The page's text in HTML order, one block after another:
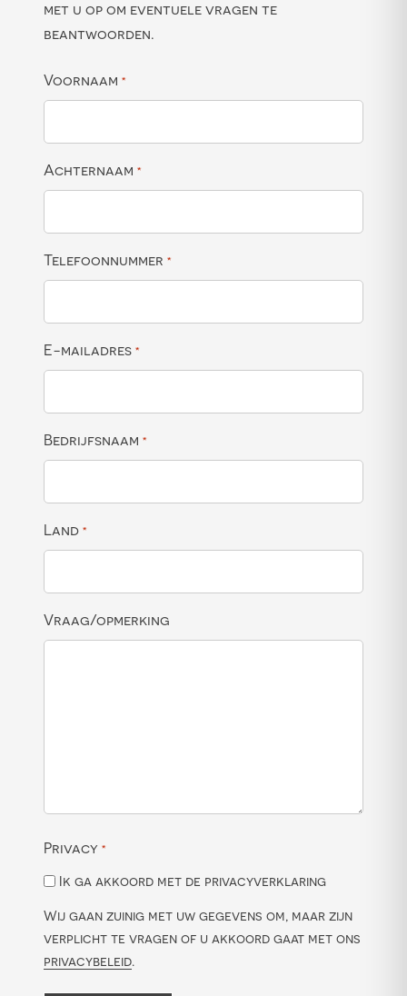
met u op om eventuele vragen te
beantwoorden.
Voornaam *
Achternaam *
Telefoonnummer *
E-mailadres *
Bedrijfsnaam *
Land *
Vraag/opmerking
Privacy *
Ik ga akkoord met de privacyverklaring
Wij gaan zuinig met uw gegevens om, maar zijn
verplicht te vragen of u akkoord gaat met ons
privacybeleid.